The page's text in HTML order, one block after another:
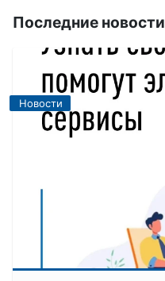
Последние новости
Новости